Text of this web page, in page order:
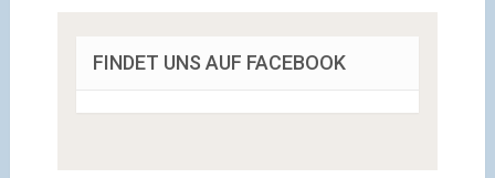
FINDET UNS AUF FACEBOOK